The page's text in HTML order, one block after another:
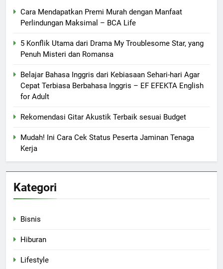
Cara Mendapatkan Premi Murah dengan Manfaat
Perlindungan Maksimal – BCA Life
5 Konflik Utama dari Drama My Troublesome Star, yang
Penuh Misteri dan Romansa
Belajar Bahasa Inggris dari Kebiasaan Sehari-hari Agar
Cepat Terbiasa Berbahasa Inggris – EF EFEKTA English
for Adult
Rekomendasi Gitar Akustik Terbaik sesuai Budget
Mudah! Ini Cara Cek Status Peserta Jaminan Tenaga
Kerja
Kategori
Bisnis
Hiburan
Lifestyle